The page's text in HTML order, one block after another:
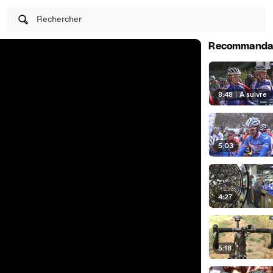
Rechercher
8:48 | À suivre
5:03
4:27
5:18